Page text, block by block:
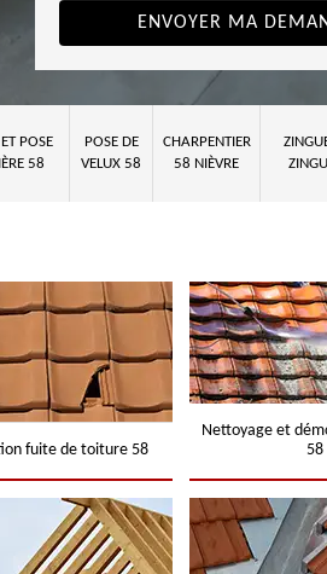
POSE
58
POSE DE
VELUX 58
CHARPENTIER
58 NIÈVRE
fuite de toiture 58
Nettoyage et
58